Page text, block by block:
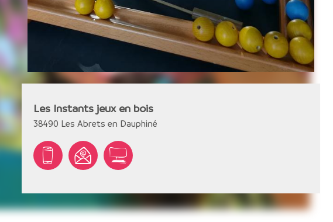
Les Instants jeux en bois
38490 Les Abrets en Dauphiné